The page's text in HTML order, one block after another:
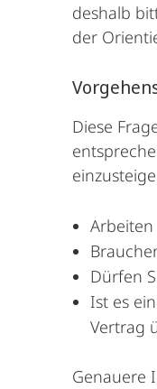
deshalb
der
Diese
Dürfen
Ist es
Vertrag
Genauere